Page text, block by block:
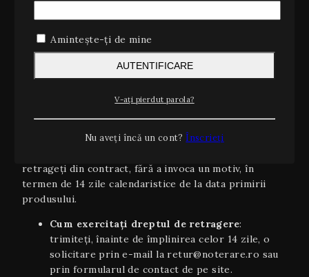
pe teritoriul României, cu un cost suplimentar
de 10 lei (inclusiv TVA).
Estimări orientative: timpii de livrare sunt
orientativi şi pot varia în funcție de stoc,
meteo/excepționale.
2. Dreptul de retragere (14 zile)
Conform OUG 34/2014 și Directivei UE 2011/83/UE
retrageți din contract, fără a invoca un motiv, în
termen de 14 zile calendaristice de la data primirii
produsului.
Cum exercitați dreptul de retragere:
trimiteți, înainte de împlinirea celor 14 zile, o
solicitare prin e-mail la retur@noterare.ro sau
prin formularul de contact de pe site.
Amintește-ți de mine
AUTENTIFICARE
V-ați pierdut parola?
Nu aveți încă un cont? Înscrieți